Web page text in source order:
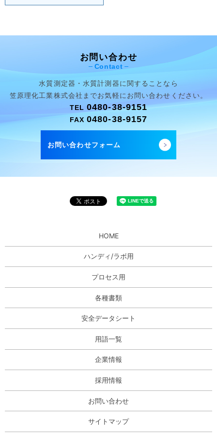
お問い合わせ
Contact
水質測定器・水質計測器に関することなら
笠原理化工業株式会社までお気軽にお問い合わせください。
TEL0480-38-9151
FAX0480-38-9157
お問い合わせフォーム
HOME
ハンディ/ラボ用
プロセス用
各種書類
安全データシート
用語一覧
企業情報
採用情報
お問い合わせ
サイトマップ